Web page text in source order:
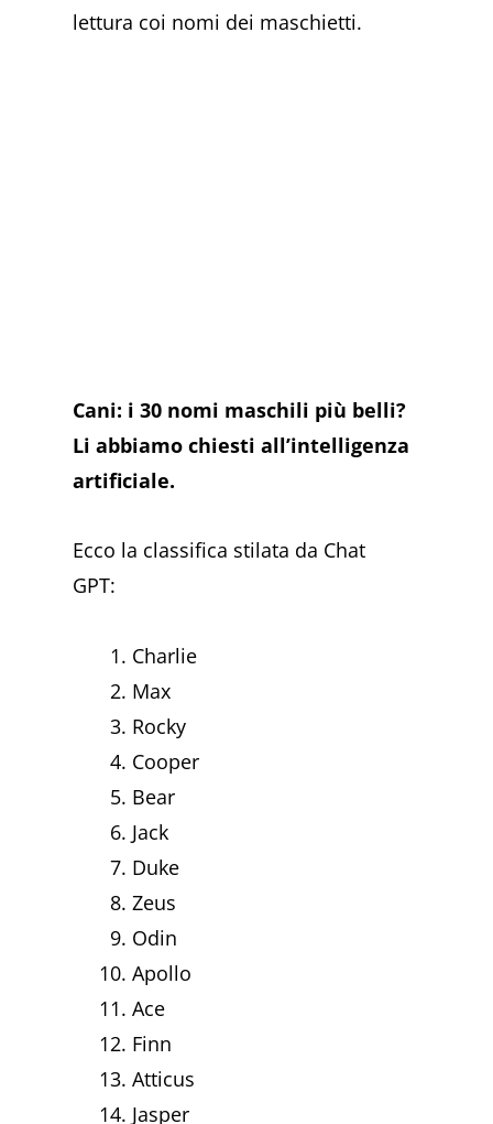
lettura coi nomi dei maschietti.
Cani: i 30 nomi maschili più belli?
Li abbiamo chiesti all’intelligenza
artificiale.
Ecco la classifica stilata da Chat
GPT:
Charlie
Max
Rocky
Cooper
Bear
Jack
Duke
Zeus
Odin
Apollo
Ace
Finn
Atticus
Jasper